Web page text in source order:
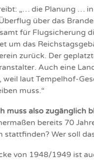
„… die Planung …
über das
für Flugsicherung
um das
zurück. Der
Auch eine
laut Tempelhof-
muss.“
muss also zugänglich
bereits 70
stattfinden? Wer soll
von 1948/1949 ist